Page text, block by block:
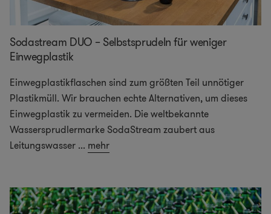
Sodastream DUO – Selbstsprudeln für weniger
Einwegplastik
Einwegplastikflaschen sind zum größten Teil unnötiger
Plastikmüll. Wir brauchen echte Alternativen, um dieses
Einwegplastik zu vermeiden. Die weltbekannte
Wassersprudlermarke SodaStream zaubert aus
Leitungswasser ... mehr